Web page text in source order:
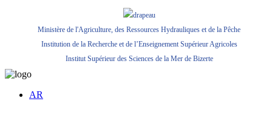
Ministère de l'Agriculture, des Ressources Hydrauliques et de la Pêche
Institution de la Recherche et de l’Enseignement Supérieur Agricoles
Institut Supérieur des Sciences de la Mer de Bizerte
AR